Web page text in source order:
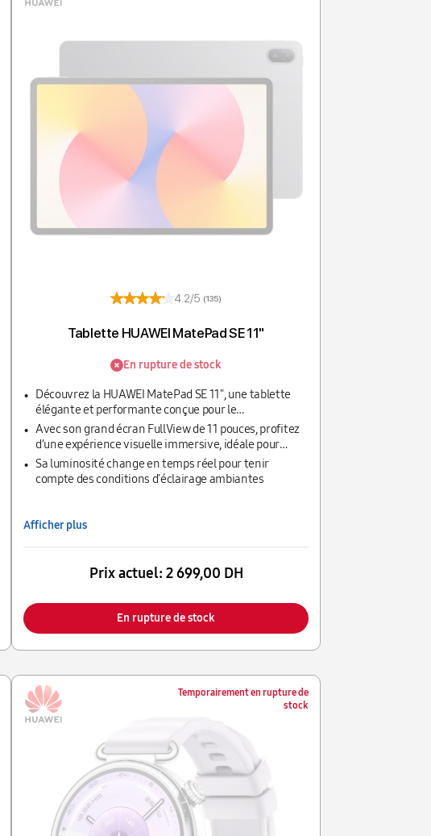
4.2/5 (135)
Tablette HUAWEI MatePad SE 11"
En rupture de stock
Découvrez la HUAWEI MatePad SE 11", une tablette
élégante et performante conçue pour le
divertissement, le travail et l’apprentissage.
Avec son grand écran FullView de 11 pouces, profitez
d’une expérience visuelle immersive, idéale pour
regarder vos films, lire ou naviguer sur Internet.
Sa luminosité change en temps réel pour tenir
compte des conditions d'éclairage ambiantes
Afficher plus
Prix actuel: 2 699,00 DH
En rupture de stock
Temporairement en rupture de
stock